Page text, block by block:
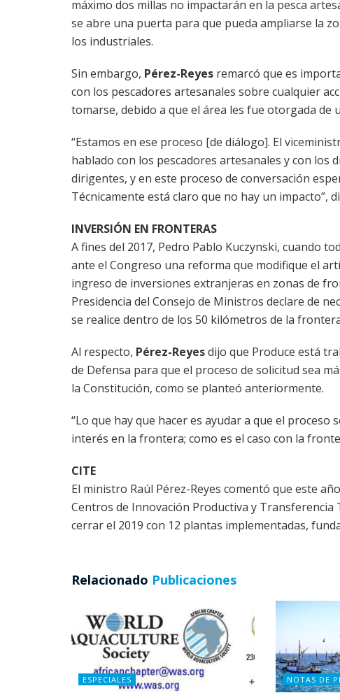
máximo dos millas no impactarán en la pesca
se abre una puerta para que pueda ampliarse la
los industriales.
Sin embargo, Pérez-Reyes remarcó que es
con los pescadores artesanales sobre cualquier
tomarse, debido a que el área les fue otorgada de
“Estamos en ese proceso [de diálogo]. El
hablado con los pescadores artesanales y con los
dirigentes, y en este proceso de conversación
Técnicamente está claro que no hay un impacto”,
INVERSIÓN EN FRONTERAS
A fines del 2017, Pedro Pablo Kuczynski, cuando
ante el Congreso una reforma que modifique el
ingreso de inversiones extranjeras en zonas de
Presidencia del Consejo de Ministros declare de
se realice dentro de los 50 kilómetros de la
Al respecto, Pérez-Reyesdijo que Produce está
de Defensa para que el proceso de solicitud sea
la Constitución, como se planteó anteriormente.
“Lo que hay que hacer es ayudar a que el
interés en la frontera; como es el caso con la
CITE
​El ministro Raúl Pérez-Reyes comentó que este
Centros de Innovación Productiva y Transferencia
cerrar el 2019 con 12 plantas implementadas,
Relacionado Publicaciones
ESPECIALES NOTAS DE